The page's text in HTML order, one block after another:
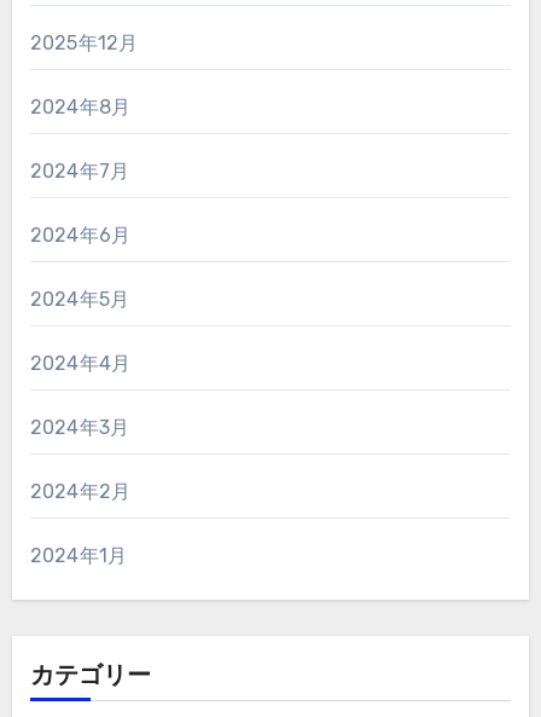
2025年12月
2024年8月
2024年7月
2024年6月
2024年5月
2024年4月
2024年3月
2024年2月
2024年1月
カテゴリー